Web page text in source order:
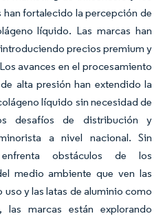
fortalecido la percepción de
líquido. Las marcas han
precios premium y
avances en el procesamiento
alta presión han extendido la
líquido sin necesidad de
desafíos de distribución y
a nivel nacional. Sin
obstáculos de los
medio ambiente que ven las
y las latas de aluminio como
las marcas están explorando